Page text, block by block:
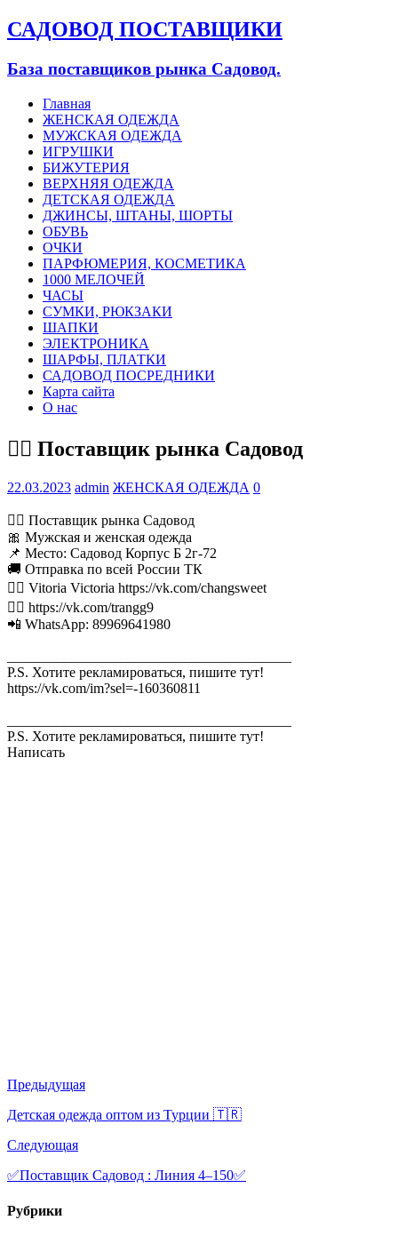
САДОВОД ПОСТАВЩИКИ
База поставщиков рынка Садовод.
Главная
ЖЕНСКАЯ ОДЕЖДА
МУЖСКАЯ ОДЕЖДА
ИГРУШКИ
БИЖУТЕРИЯ
ВЕРХНЯЯ ОДЕЖДА
ДЕТСКАЯ ОДЕЖДА
ДЖИНСЫ, ШТАНЫ, ШОРТЫ
ОБУВЬ
ОЧКИ
ПАРФЮМЕРИЯ, КОСМЕТИКА
1000 МЕЛОЧЕЙ
ЧАСЫ
СУМКИ, РЮКЗАКИ
ШАПКИ
ЭЛЕКТРОНИКА
ШАРФЫ, ПЛАТКИ
САДОВОД ПОСРЕДНИКИ
Карта сайта
О нас
🙋‍♂ Поставщик рынка Садовод
22.03.2023 admin ЖЕНСКАЯ ОДЕЖДА 0
🙋‍♂ Поставщик рынка Садовод
🎀 Мужская и женская одежда
📌 Место: Садовод Корпус Б 2г-72
🚚 Отправка по всей России ТК
👉🏻 Vitoria Victoria https://vk.com/changsweet
👉🏻 https://vk.com/trangg9
📲 WhatsApp: 89969641980
P.S. Хотите рекламироваться, пишите тут!
https://vk.com/im?sel=-160360811
P.S. Хотите рекламироваться, пишите тут!
Написать
Предыдущая
Детская одежда оптом из Турции 🇹🇷
Следующая
✅Поставщик Садовод : Линия 4–150✅
Рубрики